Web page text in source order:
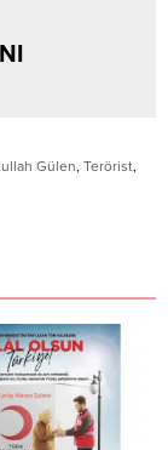
Gülen, Terörist,